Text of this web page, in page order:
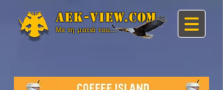
Aek-view.com
Με τη ματιά του...